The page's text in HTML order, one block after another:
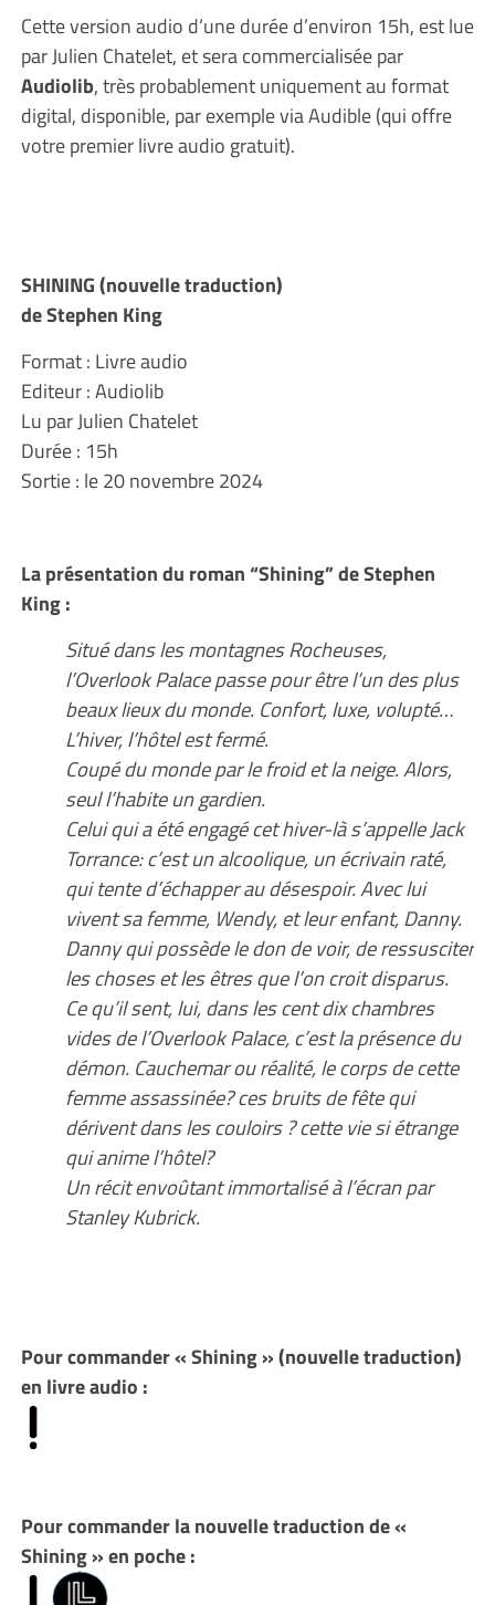
Cette version audio d’une durée d’environ 15h, est lue
par Julien Chatelet, et sera commercialisée par
Audiolib, très probablement uniquement au format
digital, disponible, par exemple via Audible (qui offre
votre premier livre audio gratuit).
SHINING (nouvelle traduction)
de Stephen King
Format : Livre audio
Editeur : Audiolib
Lu par Julien Chatelet
Durée : 15h
Sortie : le 20 novembre 2024
La présentation du roman “Shining” de Stephen
King :
Situé dans les montagnes Rocheuses,
l’Overlook Palace passe pour être l’un des plus
beaux lieux du monde. Confort, luxe, volupté…
L’hiver, l’hôtel est fermé.
Coupé du monde par le froid et la neige. Alors,
seul l’habite un gardien.
Celui qui a été engagé cet hiver-là s’appelle Jack
Torrance: c’est un alcoolique, un écrivain raté,
qui tente d’échapper au désespoir. Avec lui
vivent sa femme, Wendy, et leur enfant, Danny.
Danny qui possède le don de voir, de ressusciter
les choses et les êtres que l’on croit disparus.
Ce qu’il sent, lui, dans les cent dix chambres
vides de l’Overlook Palace, c’est la présence du
démon. Cauchemar ou réalité, le corps de cette
femme assassinée? ces bruits de fête qui
dérivent dans les couloirs ? cette vie si étrange
qui anime l’hôtel?
Un récit envoûtant immortalisé à l’écran par
Stanley Kubrick.
Pour commander « Shining » (nouvelle traduction)
en livre audio :
Pour commander la nouvelle traduction de «
Shining » en poche :